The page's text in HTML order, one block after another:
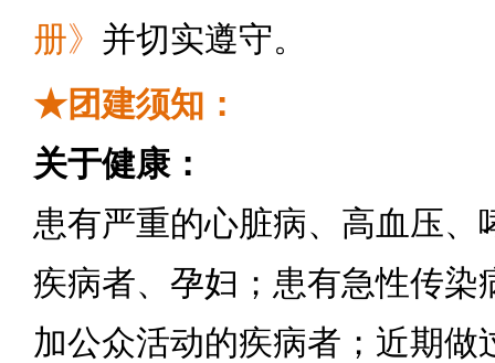
册》 并切实遵守。
★团建须知：
关于健康：
患有严重的心脏病、高血压、
疾病者、孕妇；患有急性传染
加公众活动的疾病者；近期做